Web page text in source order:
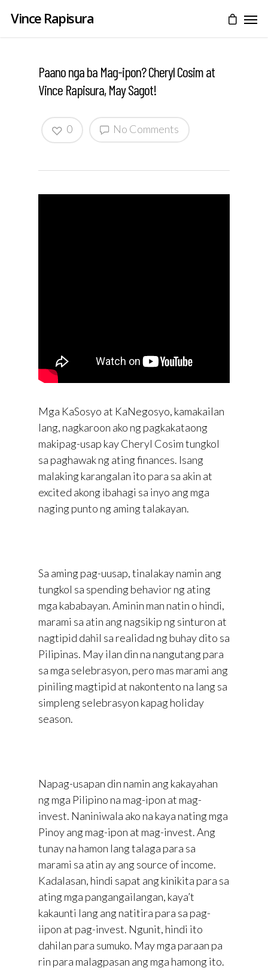
Vince Rapisura
Paano nga ba Mag-ipon? Cheryl Cosim at
Vince Rapisura, May Sagot!
No Comments
0
Mga KaSosyo at KaNegosyo, kamakailan
lang, nagkaroon ako ng pagkakataong
makipag-usap kay Cheryl Cosim tungkol
sa paghawak ng ating finances. Isang
malaking karangalan ito para sa akin at
excited akong ibahagi sa inyo ang mga
naging punto ng aming talakayan.
Sa aming pag-uusap, tinalakay namin ang
tungkol sa spending behavior ng ating
mga kababayan. Aminin man natin o hindi,
marami sa atin ang nagsikip ng sinturon at
nagtipid dahil sa realidad ng buhay dito sa
Pilipinas. May ilan din na nangutang para
sa mga selebrasyon, pero mas marami ang
piniling magtipid at nakontento na lang sa
simpleng selebrasyon kapag holiday
season.
Napag-usapan din namin ang kakayahan
ng mga Pilipino na mag-ipon at mag-
invest. Naniniwala ako na kaya nating mga
Pinoy ang mag-ipon at mag-invest. Ang
tunay na hamon lang talaga para sa
marami sa atin ay ang source of income.
Kadalasan, hindi sapat ang kinikita para sa
ating mga pangangailangan, kaya’t
kakaunti lang ang natitira para sa pag-
iipon at pag-invest. Ngunit, hindi ito
dahilan para sumuko. May mga paraan pa
rin para malagpasan ang mga hamong ito.